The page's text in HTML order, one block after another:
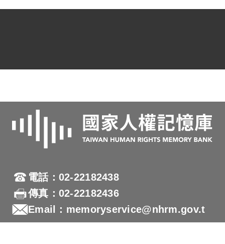
電話：02-22182438
傳真：02-22182436
Email：memoryservice@nhrm.gov.t
w